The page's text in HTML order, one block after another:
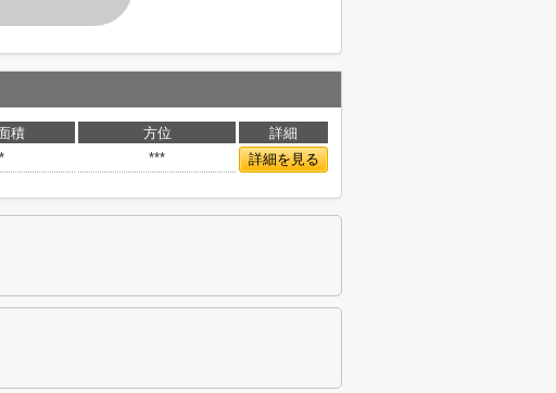
積 方位
詳細
*** 詳細を見る